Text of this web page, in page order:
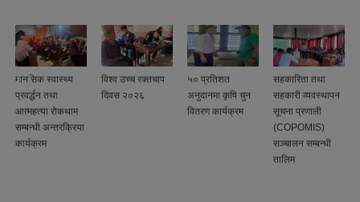
मानसिक स्वास्थ्य
प्रवर्द्धन तथा
आत्महत्या रोकथाम
सम्बन्धी अन्तरक्रिया
कार्यक्रम
विश्व उच्च रक्तचाप
दिवस २०२६
५० प्रतिशत
अनुदानमा कृषि चुन
वितरण कार्यक्रम
सहकारिता तथा
सहकारी व्यवस्थापन
सूचना प्रणाली
(COPOMIS)
सञ्चालन सम्बन्धी
तालिम